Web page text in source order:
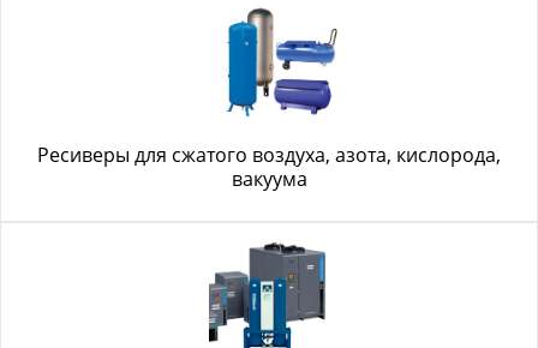
Ресиверы для сжатого воздуха, азота, кислорода,
вакуума